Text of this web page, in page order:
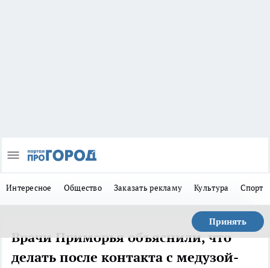
Интересное Общество Заказать рекламу Культура Спорт
Принять
Врачи Приморья объяснили, что
делать после контакта с медузой-